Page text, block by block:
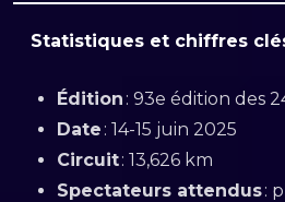
Statistiques et chiffres
Édition : 93e édition des
Date : 14-15 juin 2025
Circuit: 13,626 km
Spectateurs attendus: